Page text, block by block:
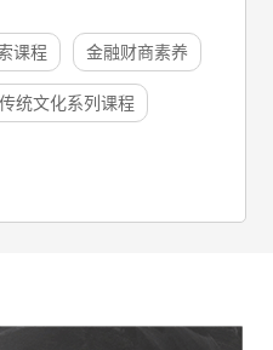
课程 金融财商素养
传统文化系列课程